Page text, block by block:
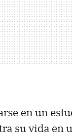
en un
su vida en